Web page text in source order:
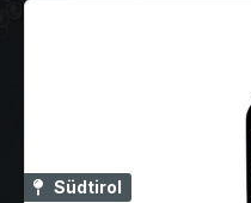
Südtirol